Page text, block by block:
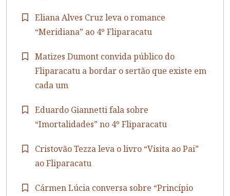
Eliana Alves Cruz leva o romance
“Meridiana” ao 4º Fliparacatu
Matizes Dumont convida público do
Fliparacatu a bordar o sertão que existe em
cada um
Eduardo Giannetti fala sobre
“Imortalidades” no 4º Fliparacatu
Cristovão Tezza leva o livro “Visita ao Pai”
ao Fliparacatu
Cármen Lúcia conversa sobre “Princípio